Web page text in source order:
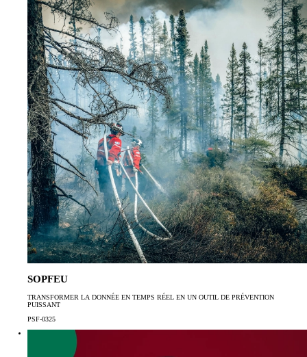
SOPFEU
TRANSFORMER LA DONNÉE EN TEMPS RÉEL EN UN OUTIL DE PRÉVENTION
PUISSANT
PSF-0325